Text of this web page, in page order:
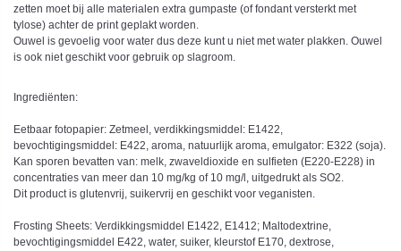
zetten moet bij alle materialen extra gumpaste (of fondant versterkt met
tylose) achter de print geplakt worden.
Ouwel is gevoelig voor water dus deze kunt u niet met water plakken. Ouwel
is ook niet geschikt voor gebruik op slagroom.
Ingrediënten:
Eetbaar fotopapier: Zetmeel, verdikkingsmiddel: E1422,
bevochtigingsmiddel: E422, aroma, natuurlijk aroma, emulgator: E322 (soja).
Kan sporen bevatten van: melk, zwaveldioxide en sulfieten (E220-E228) in
concentraties van meer dan 10 mg/kg of 10 mg/l, uitgedrukt als SO2.
Dit product is glutenvrij, suikervrij en geschikt voor veganisten.
Frosting Sheets: Verdikkingsmiddel E1422, E1412; Maltodextrine,
bevochtigingsmiddel E422, water, suiker, kleurstof E170, dextrose,